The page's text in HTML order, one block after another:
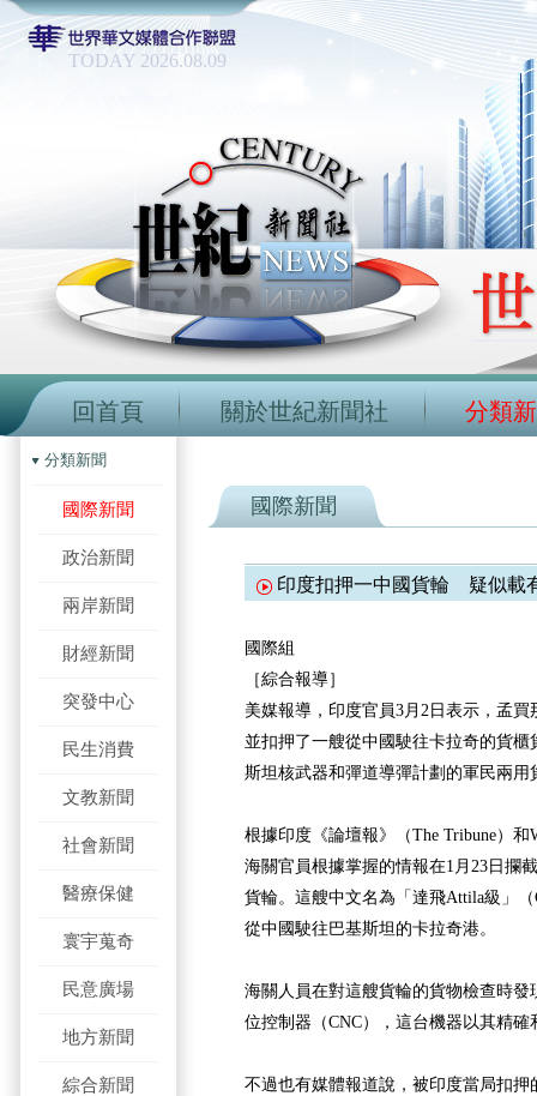
TODAY 2026.08.09
回首頁 關於世紀新聞社 分類
分類新聞
國際新聞
政治新聞
兩岸新聞
財經新聞
突發中心
民生消費
文教新聞
社會新聞
醫療保健
寰宇蒐奇
民意廣場
地方新聞
綜合新聞
國際新聞
印度扣押一中國貨輪 疑似載
國際組
［綜合報導］
美媒報導，印度官員3月2日表示，孟
並扣押了一艘從中國駛往卡拉奇的貨
斯坦核武器和彈道導彈計劃的軍民兩用
根據印度《論壇報》（The Tribune）
海關官員根據掌握的情報在1月23日攔
貨輪。這艘中文名為「達飛Attila級」
從中國駛往巴基斯坦的卡拉奇港。
海關人員在對這艘貨輪的貨物檢查時
位控制器（CNC），這台機器以其精
不過也有媒體報道說，被印度當局扣